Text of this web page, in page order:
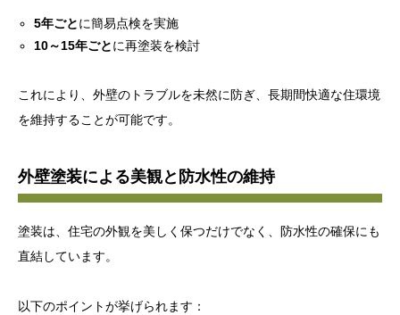
5年ごとに簡易点検を実施
10～15年ごとに再塗装を検討
これにより、外壁のトラブルを未然に防ぎ、長期間快適な住環境
を維持することが可能です。
外壁塗装による美観と防水性の維持
塗装は、住宅の外観を美しく保つだけでなく、防水性の確保にも
直結しています。
以下のポイントが挙げられます：